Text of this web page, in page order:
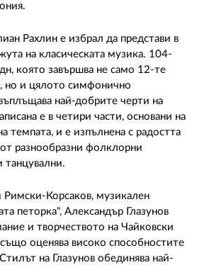
Рахлин е избрал да представи в
на класическата музика. 104-
която завършва не само 12-те
и цялото симфонично
най-добрите черти на
е в четири части, основани на
темпата, и е изпълнена с радостта
разнообразни фолклорни
танцувални.
Римски-Корсаков, музикален
петорка", Александър Глазунов
и творчеството на Чайковски
оценява високо способностите
на Глазунов обединява най-